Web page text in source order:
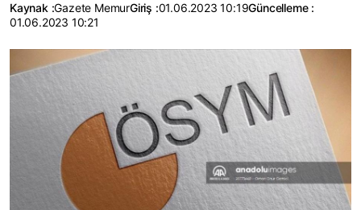
Kaynak :Gazete MemurGiriş :01.06.2023 10:19Güncelleme :
01.06.2023 10:21